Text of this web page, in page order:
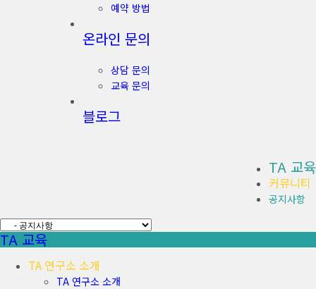
예약 방법
온라인 문의
상담 문의
교육 문의
블로그
TA 교육
커뮤니티
공지사항
TA 교육
TA 연구소 소개
TA 연구소 소개